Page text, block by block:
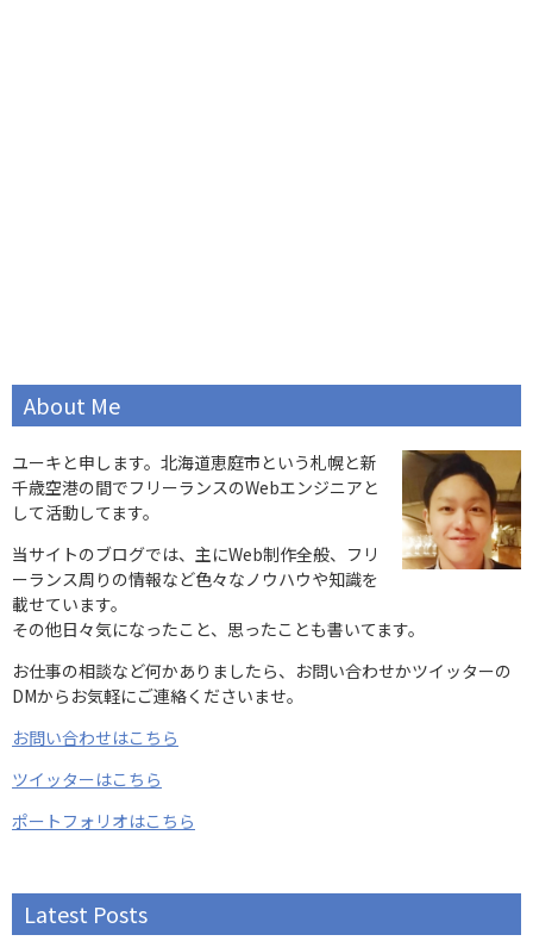
About Me
ユーキと申します。北海道恵庭市という札幌と新
千歳空港の間でフリーランスのWebエンジニアと
して活動してます。
当サイトのブログでは、主にWeb制作全般、フリ
ーランス周りの情報など色々なノウハウや知識を
載せています。
その他日々気になったこと、思ったことも書いてます。
お仕事の相談など何かありましたら、お問い合わせかツイッターの
DMからお気軽にご連絡くださいませ。
お問い合わせはこちら
ツイッターはこちら
ポートフォリオはこちら
Latest Posts